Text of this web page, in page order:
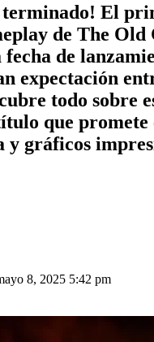
terminado! El
de The Old
de
expectación
todo sobre
que
y gráficos
8, 2025 5:42 pm